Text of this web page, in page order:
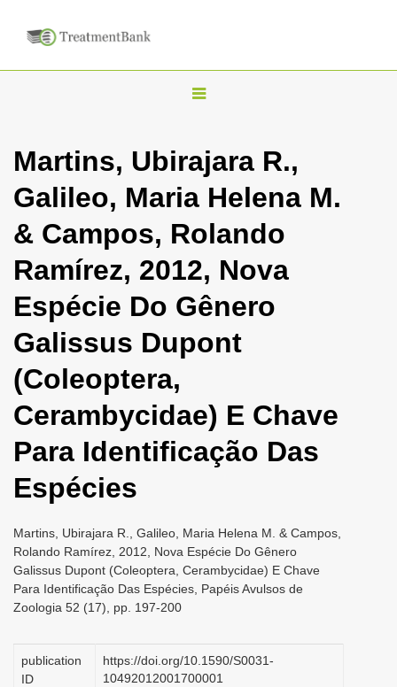
T
g
l
n
a
i
g
i
n
Martins, Ubirajara R.,
Galileo, Maria Helena M.
& Campos, Rolando
Ramírez, 2012, Nova
Espécie Do Gênero
Galissus Dupont
(Coleoptera,
Cerambycidae) E Chave
Para Identificação Das
Espécies
Martins, Ubirajara R., Galileo, Maria Helena M. & Campos,
Rolando Ramírez, 2012, Nova Espécie Do Gênero
Galissus Dupont (Coleoptera, Cerambycidae) E Chave
Para Identificação Das Espécies, Papéis Avulsos de
Zoologia 52 (17), pp. 197-200
publication
ID
https://doi.org/10.1590/S0031-
10492012001700001